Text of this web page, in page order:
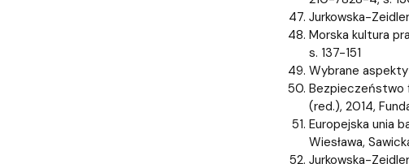
Jurkowska-
Morska kultura
s. 137-151
Wybrane
Bezpieczeństwo
(red.), 2014,
Europejska unia
Wiesława,
Jurkowska-